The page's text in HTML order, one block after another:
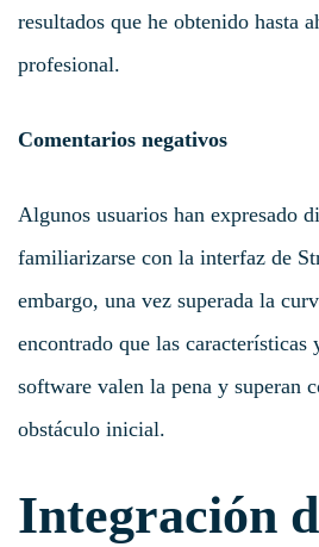
resultados que he obtenido hasta
profesional.
Comentarios negativos
Algunos usuarios han expresado
familiarizarse con la interfaz de
embargo, una vez superada la
encontrado que las características
software valen la pena y superan
obstáculo inicial.
Integración